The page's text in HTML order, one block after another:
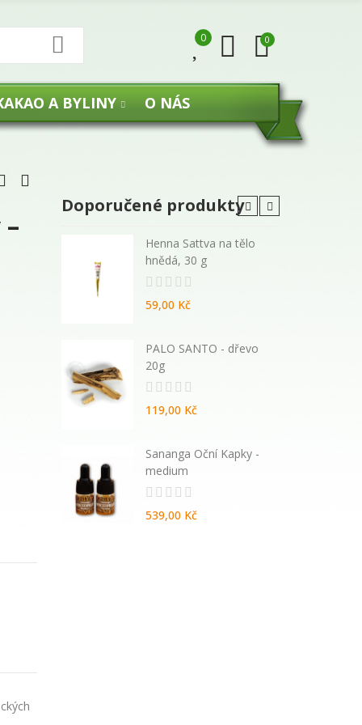
0 0
A BYLINY O NÁS
Doporučené produkty
Henna Sattva na tělo
hnědá, 30 g
59,00 Kč
PALO SANTO - dřevo
20g
119,00 Kč
Sananga Oční Kapky -
medium
539,00 Kč